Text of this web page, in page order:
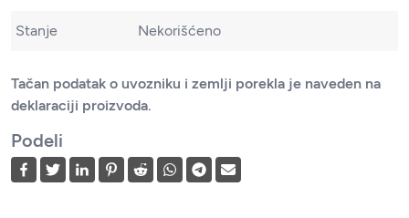
Stanje Nekorišćeno
Tačan podatak o uvozniku i zemlji porekla je naveden na
deklaraciji proizvoda.
Podeli